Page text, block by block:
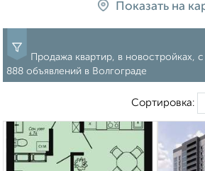
Показать на
Продажа квартир, в новостройках,
888 объявлений в Волгограде
Сортировка: